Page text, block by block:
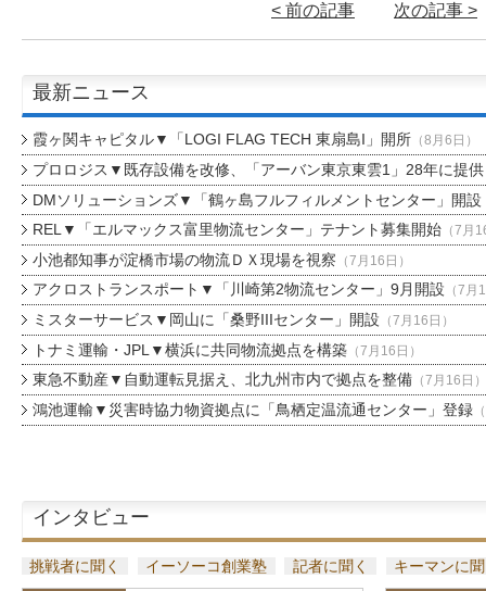
< 前の記事 次の記事 >
最新ニュース
霞ヶ関キャピタル▼「LOGI FLAG TECH 東扇島I」開所（8月6日）
プロロジス▼既存設備を改修、「アーバン東京東雲1」28年に提供
DMソリューションズ▼「鶴ヶ島フルフィルメントセンター」開設
REL▼「エルマックス富里物流センター」テナント募集開始（7月
小池都知事が淀橋市場の物流ＤＸ現場を視察 （7月16日）
アクロストランスポート▼「川崎第2物流センター」9月開設 （7月
ミスターサービス▼岡山に「桑野IIIセンター」開設 （7月16日）
トナミ運輸・JPL▼横浜に共同物流拠点を構築（7月16日）
東急不動産▼自動運転見据え、北九州市内で拠点を整備（7月16日）
鴻池運輸▼災害時協力物資拠点に「鳥栖定温流通センター」登録
インタビュー
挑戦者に聞く イーソーコ創業塾 記者に聞く キーマンに